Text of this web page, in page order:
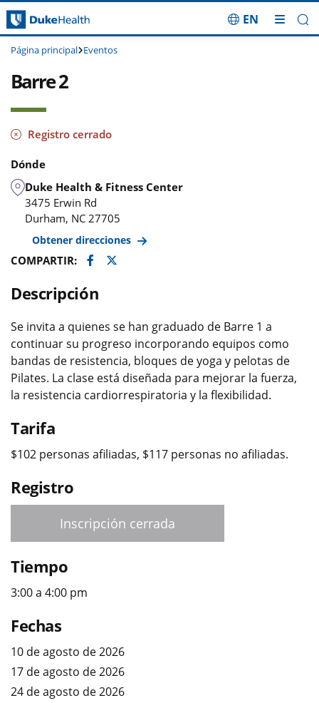
Saltar navegación
EN
Página principal Eventos
Barre 2
Registro cerrado
Dónde
Duke Health & Fitness Center
3475 Erwin Rd
Durham, NC 27705
Obtener direcciones
COMPARTIR: Facebook
Twitter
Descripción
Se invita a quienes se han graduado de Barre 1 a
continuar su progreso incorporando equipos como
bandas de resistencia, bloques de yoga y pelotas de
Pilates. La clase está diseñada para mejorar la fuerza,
la resistencia cardiorrespiratoria y la flexibilidad.
Tarifa
$102 personas afiliadas, $117 personas no afiliadas.
Registro
Inscripción cerrada
Tiempo
3:00 a 4:00 pm
Fechas
10 de agosto de 2026
17 de agosto de 2026
24 de agosto de 2026